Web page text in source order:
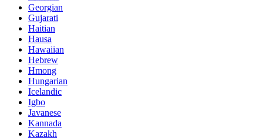
Georgian
Gujarati
Haitian
Hausa
Hawaiian
Hebrew
Hmong
Hungarian
Icelandic
Igbo
Javanese
Kannada
Kazakh